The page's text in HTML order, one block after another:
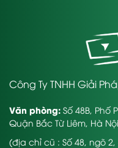
Công Ty TNHH Giải
Văn phòng: Số 48B, Phố
Quận Bắc Từ Liêm, Hà
(địa chỉ cũ : Số 48, ngõ